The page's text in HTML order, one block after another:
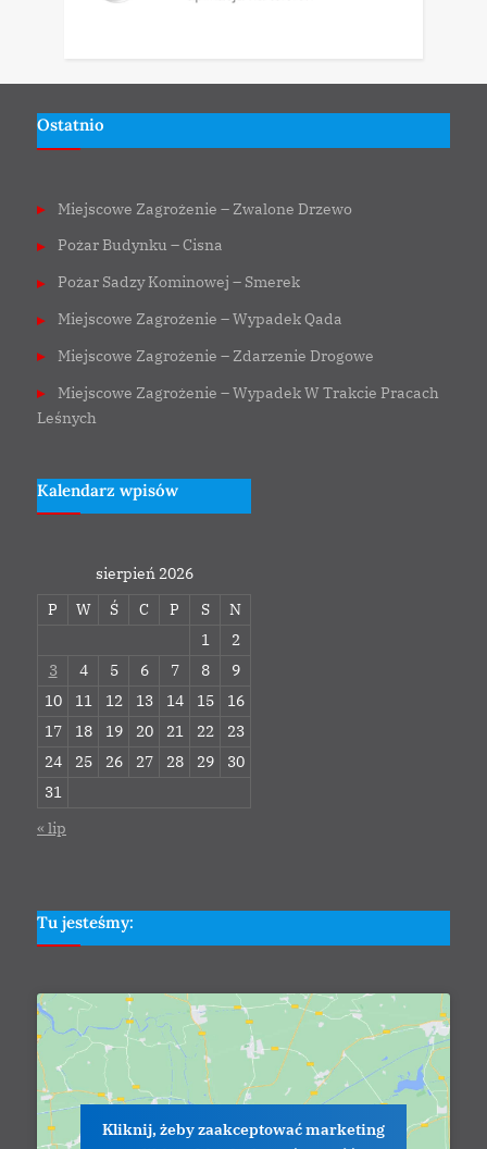
Ostatnio
Miejscowe Zagrożenie – Zwalone Drzewo
Pożar Budynku – Cisna
Pożar Sadzy Kominowej – Smerek
Miejscowe Zagrożenie – Wypadek Qada
Miejscowe Zagrożenie – Zdarzenie Drogowe
Miejscowe Zagrożenie – Wypadek W Trakcie Pracach
Leśnych
Kalendarz wpisów
sierpień 2026
P
W Ś C P S
N
1
2
3
4 5 6 7 8
9
10
11 12 13 14 15
16
17
18 19 20 21 22
23
24
25 26 27 28 29
30
31
« lip
Tu jesteśmy:
Kliknij, żeby zaakceptować marketing